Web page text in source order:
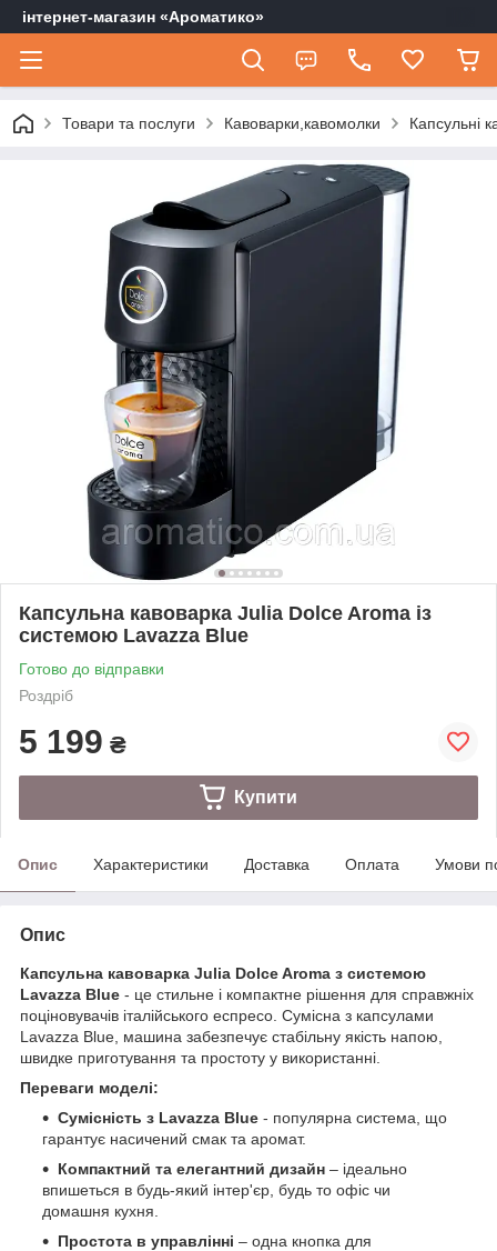
інтернет-магазин «Ароматико»
Товари та послуги Кавоварки,кавомолки Капсульні
Капсульна кавоварка Julia Dolce Aroma із
системою Lavazza Blue
Готово до відправки
Роздріб
5 199 ₴
Купити
Опис Характеристики Доставка Оплата Умови
Опис
Капсульна кавоварка Julia Dolce Aroma з системою
Lavazza Blue - це стильне і компактне рішення для справжніх
поціновувачів італійського еспресо. Сумісна з капсулами
Lavazza Blue, машина забезпечує стабільну якість напою,
швидке приготування та простоту у використанні.
Переваги моделі:
Сумісність з Lavazza Blue - популярна система, що
гарантує насичений смак та аромат.
Компактний та елегантний дизайн – ідеально
впишеться в будь-який інтер'єр, будь то офіс чи
домашня кухня.
Простота в управлінні – одна кнопка для